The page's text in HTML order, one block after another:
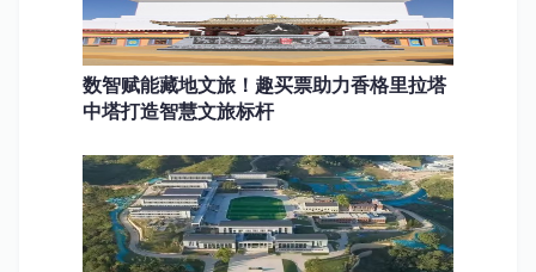
数智赋能藏地文旅！趣买票助力香格里拉塔
中塔打造智慧文旅标杆